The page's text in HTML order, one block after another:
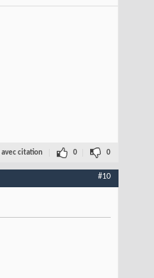
avec citation 0 0
#10